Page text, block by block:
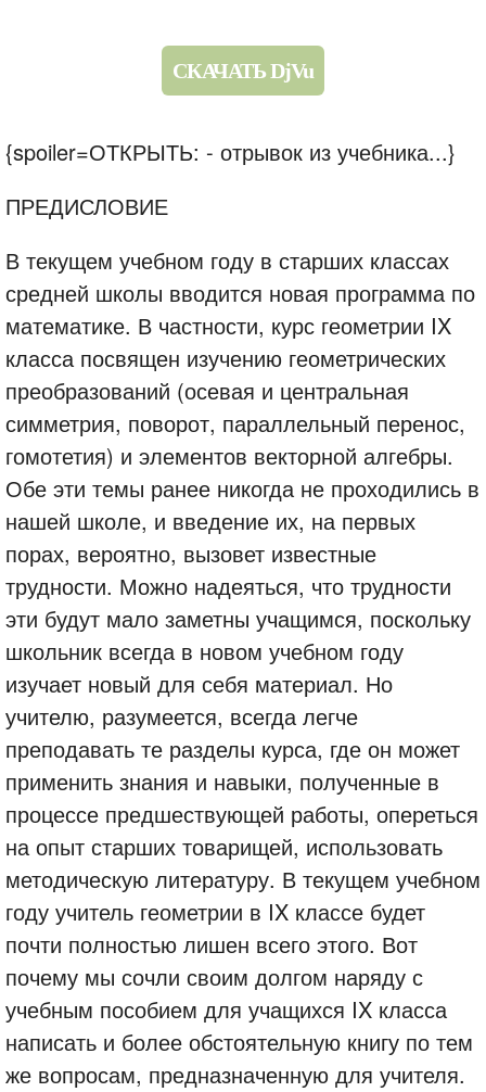
СКАЧАТЬ DjVu
{spoiler=ОТКРЫТЬ: - отрывок из учебника...}
ПРЕДИСЛОВИЕ
В текущем учебном году в старших классах
средней школы вводится новая программа по
математике. В частности, курс геометрии IX
класса посвящен изучению геометрических
преобразований (осевая и центральная
симметрия, поворот, параллельный перенос,
гомотетия) и элементов векторной алгебры.
Обе эти темы ранее никогда не проходились в
нашей школе, и введение их, на первых
порах, вероятно, вызовет известные
трудности. Можно надеяться, что трудности
эти будут мало заметны учащимся, поскольку
школьник всегда в новом учебном году
изучает новый для себя материал. Но
учителю, разумеется, всегда легче
преподавать те разделы курса, где он может
применить знания и навыки, полученные в
процессе предшествующей работы, опереться
на опыт старших товарищей, использовать
методическую литературу. В текущем учебном
году учитель геометрии в IX классе будет
почти полностью лишен всего этого. Вот
почему мы сочли своим долгом наряду с
учебным пособием для учащихся IX класса
написать и более обстоятельную книгу по тем
же вопросам, предназначенную для учителя.